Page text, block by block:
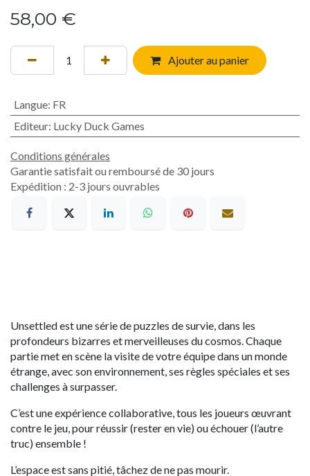
58,00 €
Ajouter au panier
Langue: FR
Editeur: Lucky Duck Games
Conditions générales
Garantie satisfait ou remboursé de 30 jours
Expédition : 2-3 jours ouvrables
Unsettled est une série de puzzles de survie, dans les
profondeurs bizarres et merveilleuses du cosmos. Chaque
partie met en scène la visite de votre équipe dans un monde
étrange, avec son environnement, ses règles spéciales et ses
challenges à surpasser.
C’est une expérience collaborative, tous les joueurs œuvrant
contre le jeu, pour réussir (rester en vie) ou échouer (l’autre
truc) ensemble !
L’espace est sans pitié, tâchez de ne pas mourir.